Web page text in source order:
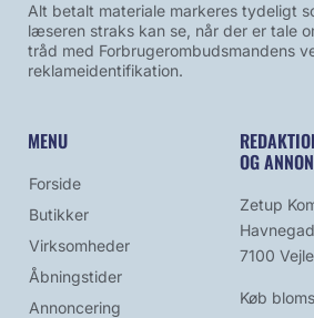
Alt betalt materiale markeres tydeligt
læseren straks kan se, når der er tale
tråd med Forbrugerombudsmandens
reklameidentifikation.
MENU
Forside
Butikker
Virksomheder
Åbningstider
Annoncering
OG
Zetup
7100 Vejle
Køb